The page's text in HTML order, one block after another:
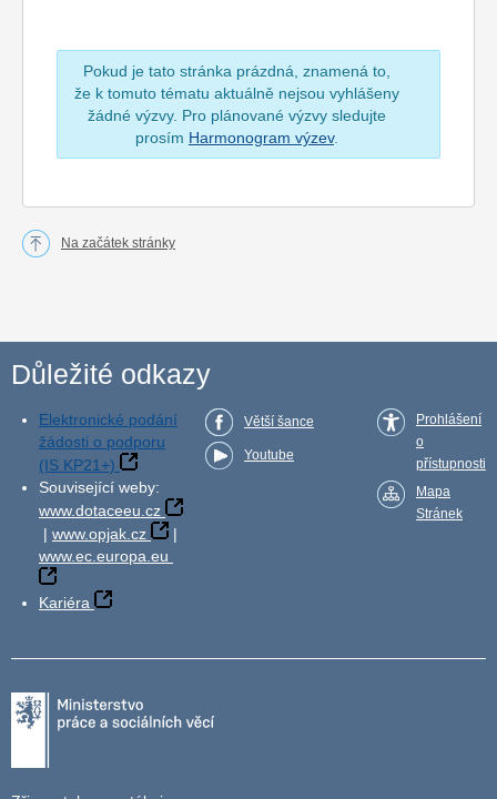
Pokud je tato stránka prázdná, znamená to,
že k tomuto tématu aktuálně nejsou vyhlášeny
žádné výzvy. Pro plánované výzvy sledujte
prosím Harmonogram výzev.
Na začátek stránky
Důležité odkazy
Elektronické podání
žádosti o podporu
(IS KP21+)
Související weby:
www.dotaceeu.cz
| www.opjak.cz
|
www.ec.europa.eu
Kariéra
Větší šance
Youtube
Prohlášení
o
přístupnosti
Mapa
Stránek